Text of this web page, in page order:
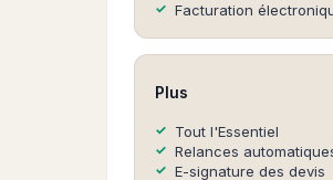
Facturation
Plus
Tout l'Essentiel
Relances
E-signature des devis